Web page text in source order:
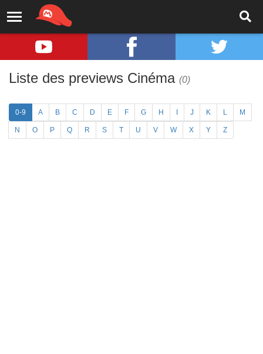
Liste des previews Cinéma (0)
0-9 A B C D E F G H J K L M
N O P Q R S T U V W X Y Z